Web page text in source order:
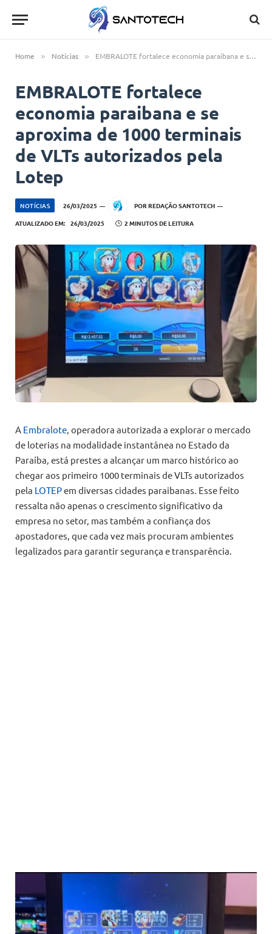
Home » Notícias » EMBRALOTE fortalece economia paraibana e se aproxima de 1000 terminais de VLTs autorizados pela Lotep
EMBRALOTE fortalece
economia paraibana e se
aproxima de 1000 terminais
de VLTs autorizados pela
Lotep
NOTÍCIAS 26/03/2025 POR REDAÇÃO SANTOTECH
ATUALIZADO EM: 26/03/2025 2 MINUTOS DE LEITURA
A Embralote, operadora autorizada a explorar o mercado
de loterias na modalidade instantânea no Estado da
Paraíba, está prestes a alcançar um marco histórico ao
chegar aos primeiro 1000 terminais de VLTs autorizados
pela LOTEPem diversas cidades paraibanas. Esse feito
ressalta não apenas o crescimento significativo da
empresa no setor, mas também a confiança dos
apostadores, que cada vez mais procuram ambientes
legalizados para garantir segurança e transparência.